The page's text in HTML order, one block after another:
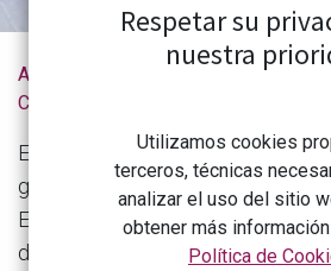
Actualidad de la
CONGDCAR
Terremoto en
El 8 de septiembre, un terremoto
golpeó a Marruecos; fue el más
El número de personas fallecidas
de 2.000; miles han resultado
Respetar su
nuestra
Utilizamos cookies
terceros, técnicas
analizar el uso del sitio
obtener más
Política de